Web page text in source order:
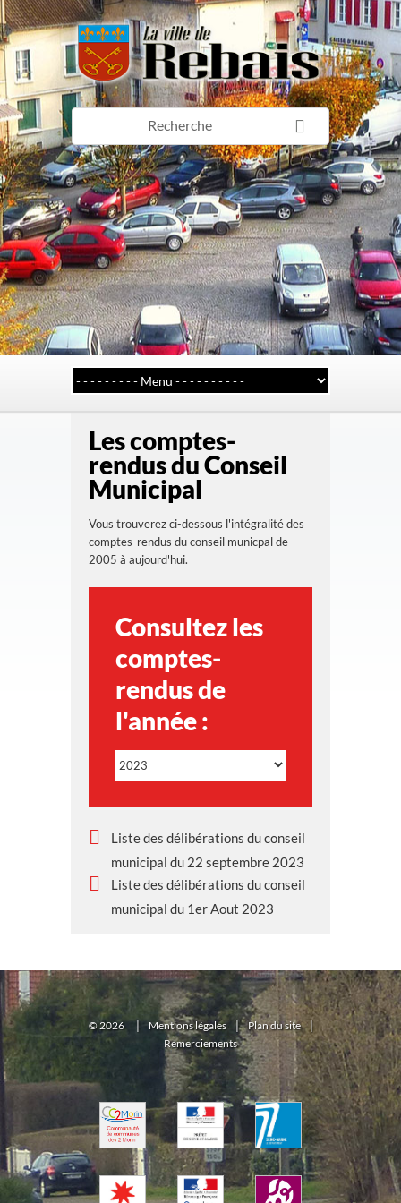
Les comptes-
rendus du Conseil
Municipal
Vous trouverez ci-dessous l'intégralité des
comptes-rendus du conseil municpal de
2005 à aujourd'hui.
Consultez les
comptes-
rendus de
l'année :
Liste des délibérations du conseil
municipal du 22 septembre 2023
Liste des délibérations du conseil
municipal du 1er Aout 2023
©2026 Mentions légales | Plan du site |
Remerciements